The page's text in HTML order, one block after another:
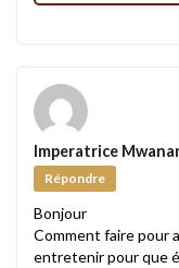
Imperatrice
Répondre
Bonjour
Comment faire pour
entretenir pour que